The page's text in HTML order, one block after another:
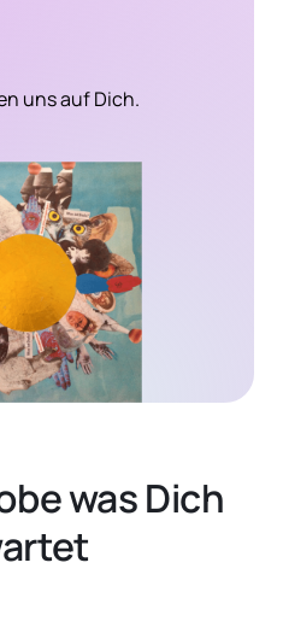
uns auf Dich.
was Dich